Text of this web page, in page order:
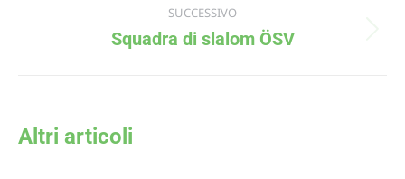
SUCCESSIVO
Squadra di slalom ÖSV
Altri articoli